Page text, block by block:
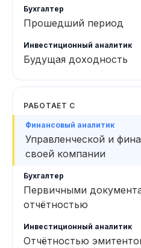
Прошедший период
Будущая доходность
РАБОТАЕТ С
Управленческой и
своей компании
Первичными
отчётностью
Отчётностью